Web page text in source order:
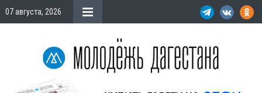
07 августа, 2026